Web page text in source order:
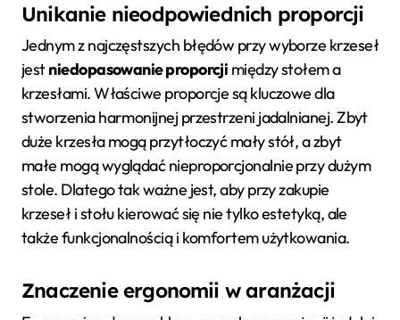
Unikanie nieodpowiednich proporcji
Jednym z najczęstszych błędów przy wyborze krzeseł
jestniedopasowanie proporcji między stołem a
krzesłami. Właściwe proporcje są kluczowe dla
stworzenia harmonijnej przestrzeni jadalnianej. Zbyt
duże krzesła mogą przytłoczyć mały stół, a zbyt
małe mogą wyglądać nieproporcjonalnie przy dużym
stole. Dlatego tak ważne jest, aby przy zakupie
krzeseł i stołu kierować się nie tylko estetyką, ale
także funkcjonalnością i komfortem użytkowania.
Znaczenie ergonomii w aranżacji